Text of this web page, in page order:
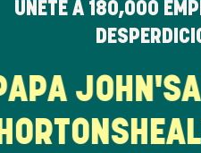
ÚNETE A 180,000
PAPA JOHN'S